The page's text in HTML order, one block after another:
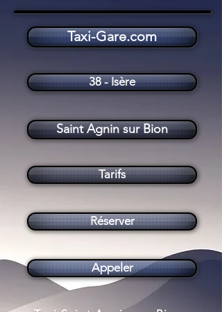
Tarifs
Taxi Saint Agnin sur Bion (38300)
Saint Agnin sur Bion
Taxi-Gare.com
Réserver
Appeler
38 - Isère